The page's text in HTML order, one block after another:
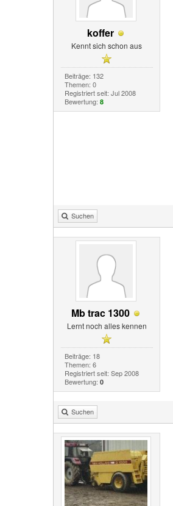
koffer
Kennt sich schon aus
Beiträge: 132
Themen: 0
Registriert seit: Jul 2008
Bewertung: 8
Suchen
Mb trac 1300
Lernt noch alles kennen
Beiträge: 18
Themen: 6
Registriert seit: Sep 2008
Bewertung: 0
Suchen